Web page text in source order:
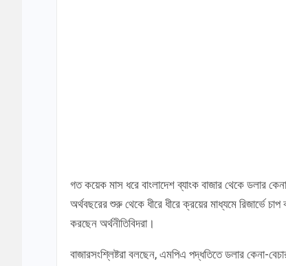
গত কয়েক মাস ধরে বাংলাদেশ ব্যাংক বাজার থেকে ডলার
অর্থবছরের শুরু থেকে ধীরে ধীরে ক্রয়ের মাধ্যমে রিজার্ভে
করছেন অর্থনীতিবিদরা।
বাজারসংশ্লিষ্টরা বলছেন, এমপিএ পদ্ধতিতে ডলার কেনা-